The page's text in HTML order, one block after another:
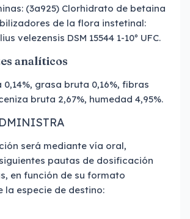
(3a925) Clorhidrato de betaina
de la flora instetinal:
velezensis DSM 15544 1-10º UFC.
analíticos
grasa bruta 0,16%, fibras
bruta 2,67%, humedad 4,95%.
será mediante vía oral,
pautas de dosificación
en función de su formato
la especie de destino: